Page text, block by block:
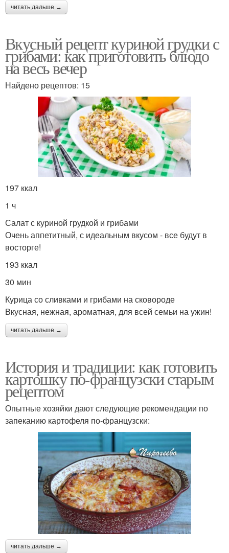
читать дальше →
Вкусный рецепт куриной грудки с
грибами: как приготовить блюдо
на весь вечер
Найдено рецептов: 15
197 ккал
1 ч
Салат с куриной грудкой и грибами
Очень аппетитный, с идеальным вкусом - все будут в
восторге!
193 ккал
30 мин
Курица со сливками и грибами на сковороде
Вкусная, нежная, ароматная, для всей семьи на ужин!
читать дальше →
История и традиции: как готовить
картошку по-французски старым
рецептом
Опытные хозяйки дают следующие рекомендации по
запеканию картофеля по-французски:
читать дальше →